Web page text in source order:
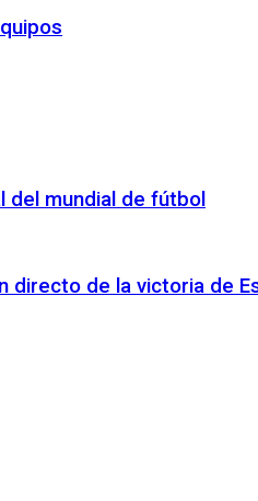
del mundial de fútbol
directo de la victoria de